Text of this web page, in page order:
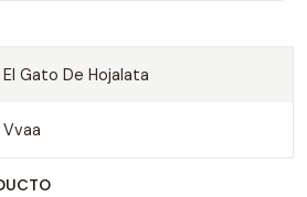
El Gato De Hojalata
Vvaa